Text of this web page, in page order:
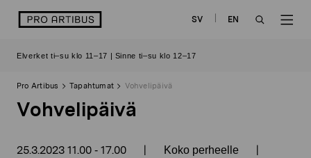
sisältöön
logo SV
EN
Elverket ti–su klo 11–17 | Sinne ti–su klo 12–17
Pro Artibus Tapahtumat Vohvelipäivä
Vohvelipäivä
25.3.2023 11.00 - 17.00 | Koko perheelle |